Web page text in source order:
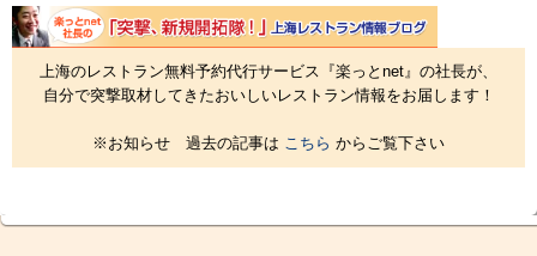
上海のレストラン無料予約代行サービス『楽っとnet』の社長が、
自分で突撃取材してきたおいしいレストラン情報をお届します！
※お知らせ 過去の記事は こちら からご覧下さい